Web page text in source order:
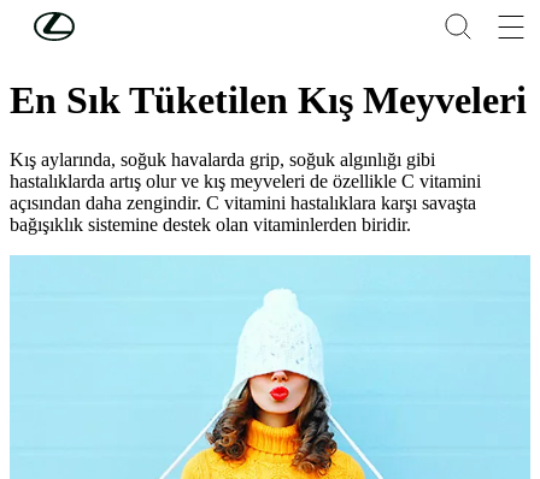
Skip to Main Content
Lifestyle
En Sık Tüketilen Kış Meyveleri
Kış aylarında, soğuk havalarda grip, soğuk algınlığı gibi
hastalıklarda artış olur ve kış meyveleri de özellikle C vitamini
açısından daha zengindir. C vitamini hastalıklara karşı savaşta
bağışıklık sistemine destek olan vitaminlerden biridir.